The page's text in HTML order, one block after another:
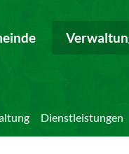
Dienstleistungen